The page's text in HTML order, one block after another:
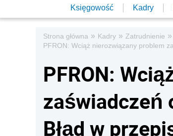
Księgowość Kadry
Strona główna » Kadry » Zatrudnienie »
PFRON: Wciąż nierozwiązany problem
PFRON:
zaświadczeń
Błąd w